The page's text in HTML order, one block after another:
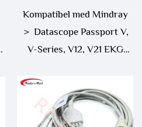
Kompatibel med Mindray
＞ Datascope Passport V,
V-Series, V12, V21 EKG